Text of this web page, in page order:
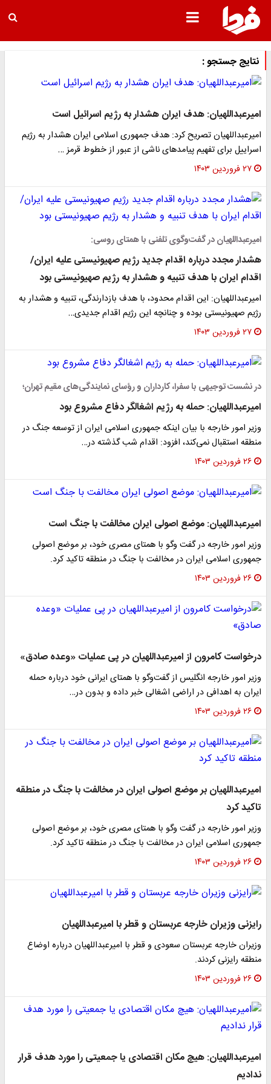
نتایج جستجو :
امیرعبداللهیان: هدف ایران هشدار به رژیم اسرائیل است
امیرعبداللهیان تصریح کرد: هدف جمهوری اسلامی ایران هشدار به رژیم
اسراییل برای تفهیم پیامدهای ناشی از عبور از خطوط قرمز …
۲۷ فروردین ۱۴۰۳
امیرعبداللهیان در گفت‌وگوی تلفنی با همتای روسی:
هشدار مجدد درباره اقدام جدید رژیم صهیونیستی علیه ایران/
اقدام ایران با هدف تنبیه و هشدار به رژیم صهیونیستی بود
امیرعبداللهیان: این اقدام محدود، با هدف بازدارندگی، تنبیه و هشدار به
رژیم صهیونیستی بوده و چنانچه این رژیم اقدام جدیدی…
۲۷ فروردین ۱۴۰۳
در نشست توجیهی با سفرا، کارداران و رؤسای نمایندگی‌های مقیم تهران؛
امیرعبداللهیان: حمله به رژیم اشغالگر دفاع مشروع بود
وزیر امور خارجه با بیان اینکه جمهوری اسلامی ایران از توسعه جنگ در
منطقه استقبال نمی‌کند، افزود: اقدام شب گذشته در…
۲۶ فروردین ۱۴۰۳
امیرعبداللهیان: موضع اصولی ایران مخالفت با جنگ است
وزیر امور خارجه در گفت وگو با همتای مصری خود، بر موضع اصولی
جمهوری اسلامی ایران در مخالفت با جنگ در منطقه تاکید کرد.
۲۶ فروردین ۱۴۰۳
درخواست کامرون از امیرعبداللهیان در پی عملیات «وعده صادق»
وزیر امور خارجه انگلیس از گفت‌وگو با همتای ایرانی خود درباره حمله
ایران به اهدافی در اراضی اشغالی خبر داده و بدون در…
۲۶ فروردین ۱۴۰۳
امیرعبداللهیان بر موضع اصولی ایران در مخالفت با جنگ در منطقه
تاکید کرد
وزیر امور خارجه در گفت وگو با همتای مصری خود، بر موضع اصولی
جمهوری اسلامی ایران در مخالفت با جنگ در منطقه تاکید کرد.
۲۶ فروردین ۱۴۰۳
رایزنی وزیران خارجه عربستان و قطر با امیرعبداللهیان
وزیران خارجه عربستان سعودی و قطر با امیرعبداللهیان درباره اوضاع
منطقه رایزنی کردند.
۲۶ فروردین ۱۴۰۳
امیرعبداللهیان: هیچ مکان اقتصادی یا جمعیتی را مورد هدف قرار
ندادیم